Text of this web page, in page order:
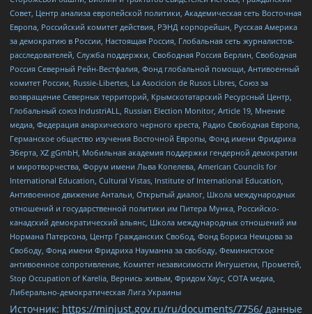
Совет, Центр анализа европейской политики, Академическая сеть Восточная
Европа, Российский комитет действия, РЭНД корпорейшн, Русская Америка
за демократию в России, Настоящая Россия, Глобальная сеть журналистов-
расследователей, Служба поддержки, Свободная Россия Берлин, Свободная
Россия Северный Рейн-Вестфалия, Фонд глобальной помощи, Антивоенный
комитет России, Russie-Libertes, La Asocicion de Rusos Libres, Союз за
возвращение Северных территорий, Крымскотатарский Ресурсный Центр,
Глобальный союз IndustriALL, Russian Election Monitor, Article 19, Мнение
медиа, Федерация анархического черного креста, Радио Свободная Европа,
Германское общество изучения Восточной Европы, Фонд имени Фридриха
Эберта, XZ gGmbH, Мобильная академия поддержки гендерной демократии
и миротворчества, Форум имени Льва Копелева, American Councils for
International Education, Cultural Vistas, Institute of International Education,
Антивоенное движение Антальи, Открытый диалог, Школа международных
отношений и государственной политики им Питера Мунка, Российско-
канадский демократический альянс, Школа международных отношений им
Нормана Патерсона, Центр Гражданских Свобод, Фонд Бориса Немцова за
Свободу, Фонд имени Фридриха Науманна за свободу, Феминистское
антивоенное сопротивление, Комитет независимости Ингушетии, Прометей,
Stop Occupation of Karelia, Вернись живым, Фридом Хаус, СОТА медиа,
Либерально-демократическая Лига Украины
Источник: https://minjust.gov.ru/ru/documents/7756/ данные